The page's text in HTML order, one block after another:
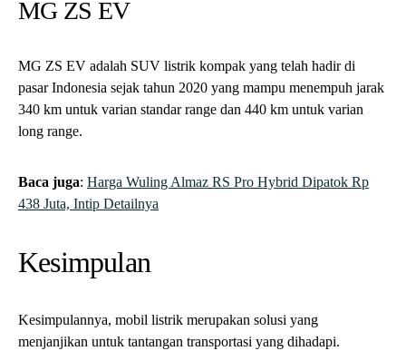
MG ZS EV
MG ZS EV adalah SUV listrik kompak yang telah hadir di
pasar Indonesia sejak tahun 2020 yang mampu menempuh jarak
340 km untuk varian standar range dan 440 km untuk varian
long range.
Baca juga: Harga Wuling Almaz RS Pro Hybrid Dipatok Rp
438 Juta, Intip Detailnya
Kesimpulan
Kesimpulannya, mobil listrik merupakan solusi yang
menjanjikan untuk tantangan transportasi yang dihadapi.